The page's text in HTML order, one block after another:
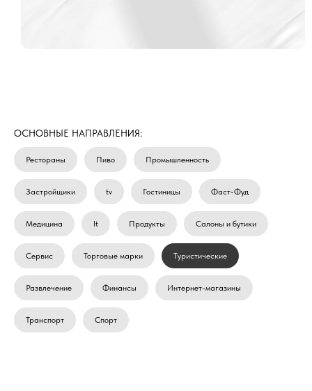
ОСНОВНЫЕ НАПРАВЛЕНИЯ:
Рестораны Пиво Промышленность
Застройщики tv Гостиницы Фаст-Фуд
Медицина It Продукты Салоны и бутики
Сервис Торговые марки Туристические
Развлечение Финансы Интернет-магазины
Транспорт Спорт